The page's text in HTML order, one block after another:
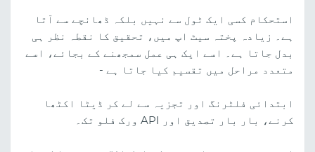
استحکام کسی ایک ٹول سے نہیں بلکہ ڈھانچے سے آتا
ہے۔ زیادہ پختہ سیٹ اپ میں، تحقیق کا نقطہ نظر ہی
بدل جاتا ہے۔ اسے ایک ہی عمل سمجھنے کے بجائے، اسے
متعدد مراحل میں تقسیم کیا جاتا ہے -
ابتدائی فلٹرنگ اور تجزیہ سے لے کر ڈیٹا اکٹھا
کرنے، بار بار تصدیق اور API ورک فلو تک۔